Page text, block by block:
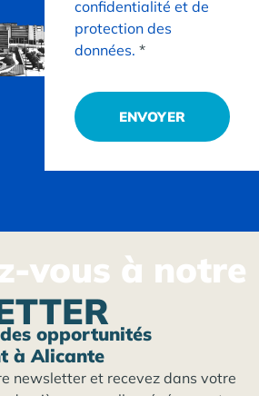
confidentialité et de
protection des
données. *
ENVOYER
vous à notre
opportunités
à Alicante
newsletter et recevez dans votre